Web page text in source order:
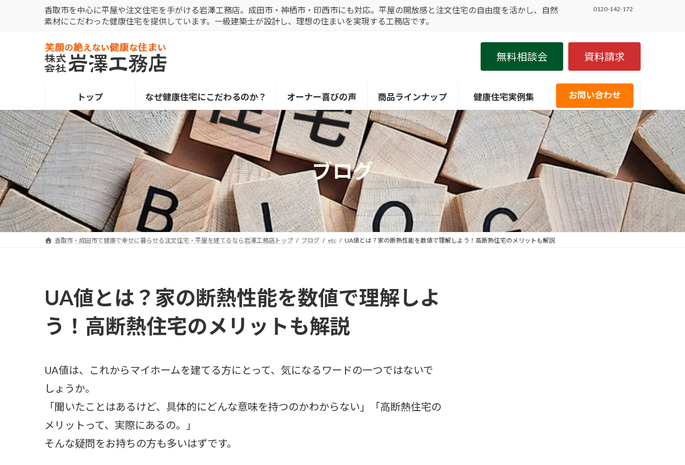
キ
ッ
プ
に
移
動
香取市を中心に平屋や注文住宅を手がける岩澤工務店。成田市・神栖市・印西市にも対応。平屋の開放感と注文住宅の自由度を活かし、自然
素材にこだわった健康住宅を提供しています。一級建築士が設計し、理想の住まいを実現する工務店です。
0120-142-172
無料相談会 資料請求
トップ なぜ健康住宅にこだわるのか？ オーナー喜びの声 商品ラインナップ 健康住宅実例集 お問い合わせ
ブログ
香取市・成田市で健康で幸せに暮らせる注文住宅・平屋を建てるなら岩澤工務店トップ ブログ etc UA値とは？家の断熱性能を数値で理解しよう！高断熱住宅のメリットも解説
UA値とは？家の断熱性能を数値で理解しよ
う！高断熱住宅のメリットも解説
UA値は、これからマイホームを建てる方にとって、気になるワードの一つではないで
しょうか。
「聞いたことはあるけど、具体的にどんな意味を持つのかわからない」「高断熱住宅の
メリットって、実際にあるの。」
そんな疑問をお持ちの方も多いはずです。